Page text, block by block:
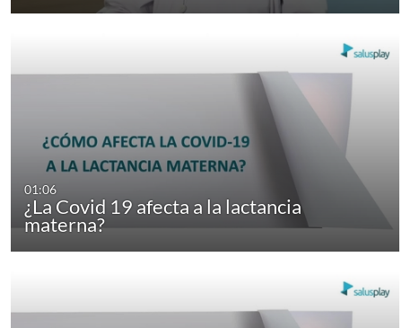
01:06
¿La Covid 19 afecta a la lactancia
materna?